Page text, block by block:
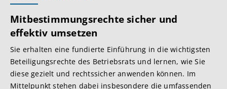
Mitbestimmungsrechte sicher und
effektiv umsetzen
Sie erhalten eine fundierte Einführung in die wichtigsten
Beteiligungsrechte des Betriebsrats und lernen, wie Sie
diese gezielt und rechtssicher anwenden können. Im
Mittelpunkt stehen dabei insbesondere die umfassenden